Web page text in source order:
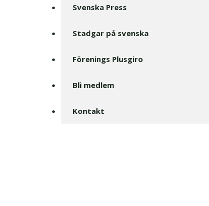
Svenska Press
Stadgar på svenska
Förenings Plusgiro
Bli medlem
Kontakt